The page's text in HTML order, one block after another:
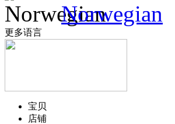
Norwegian
更多语言
宝贝
店铺